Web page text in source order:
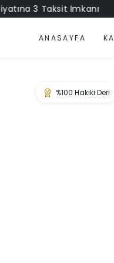
3 Taksit İmkanı
ANASAYFA